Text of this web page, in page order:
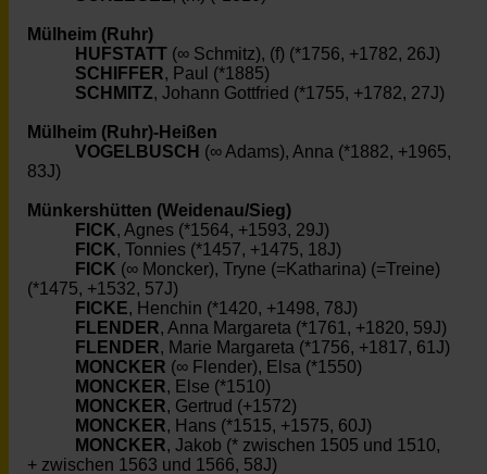
Mülheim (Ruhr)
HUFSTATT (∞ Schmitz), (f) (*1756, +1782, 26J)
SCHIFFER, Paul (*1885)
SCHMITZ, Johann Gottfried (*1755, +1782, 27J)
Mülheim (Ruhr)-Heißen
VOGELBUSCH (∞ Adams), Anna (*1882, +1965,
83J)
Münkershütten (Weidenau/Sieg)
FICK, Agnes (*1564, +1593, 29J)
FICK, Tonnies (*1457, +1475, 18J)
FICK (∞ Moncker), Tryne (=Katharina) (=Treine)
(*1475, +1532, 57J)
FICKE, Henchin (*1420, +1498, 78J)
FLENDER, Anna Margareta (*1761, +1820, 59J)
FLENDER, Marie Margareta (*1756, +1817, 61J)
MONCKER (∞ Flender), Elsa (*1550)
MONCKER, Else (*1510)
MONCKER, Gertrud (+1572)
MONCKER, Hans (*1515, +1575, 60J)
MONCKER, Jakob (* zwischen 1505 und 1510,
+ zwischen 1563 und 1566, 58J)